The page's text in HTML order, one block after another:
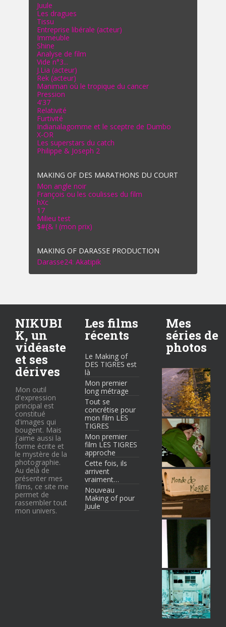
Juule
Les dragues
Tissu
Entreprise libérale (acteur)
Immeuble
Shine
Analyse de film
Vide n°3...
J.Lia (acteur)
Rek (acteur)
Maniman où le tropique du cancer
Pression
4'37
Relativité
Furtivité
Indianalagomme et le sceptre de Dumbo
X-OR
Les superstars du catch
Philippe & Joseph 2
MAKING OF DES MARATHONS DU COURT
Mon angle noir
François ou les coulisses du film
hXc
17
Milieu test
$#{& ! (mon prix)
MAKING OF DARASSE PRODUCTION
Darasse24: Akatipik
NIKUBI
K, un
vidéaste
et ses
dérives
Mon outil
d'expression
principal est
constitué
d'images qui
bougent. Mais
j'aime aussi la
forme écrite et
le mystère de la
photographie.
Au delà de
présenter mes
films, ce site me
permet de
rassembler tout
mon univers.
Les films
récents
Le Making of
DES TIGRES est
là
Mon premier
long métrage
Tout se
concrétise pour
mon film LES
TIGRES
Mon premier
film LES TIGRES
approche
Cette fois, ils
arrivent
vraiment…
Nouveau
Making of pour
Juule
Mes
séries de
photos